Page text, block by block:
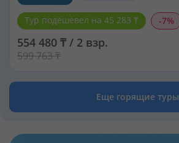
Тур подешевел на 45 283 ₸ -7%
554 480 ₸ / 2 взр.
599 763 ₸
Еще горящие туры